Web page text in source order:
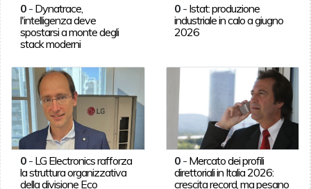
0- Dynatrace,
l'intelligenza deve
spostarsi a monte degli
stack moderni
0 - Istat: produzione
industriale in calo a giugno
2026
0- LG Electronics rafforza
la struttura organizzativa
della divisione Eco
0 - Mercato dei profili
direttoriali in Italia 2026:
crescita record, ma pesano